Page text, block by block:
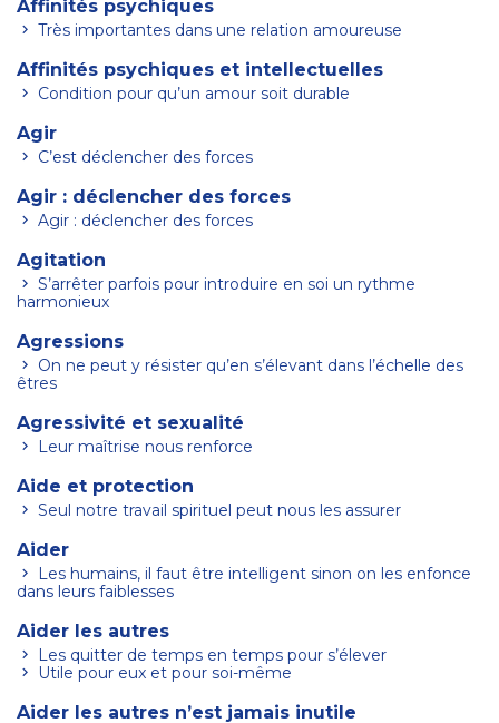
Affinités psychiques
Très importantes dans une relation amoureuse
Affinités psychiques et intellectuelles
Condition pour qu’un amour soit durable
Agir
C’est déclencher des forces
Agir : déclencher des forces
Agir : déclencher des forces
Agitation
harmonieux
Agressions
êtres
Agressivité et sexualité
Leur maîtrise nous renforce
Aide et protection
Seul notre travail spirituel peut nous les assurer
Aider
dans leurs faiblesses
Aider les autres
Les quitter de temps en temps pour s’élever
Utile pour eux et pour soi-même
Aider les autres n’est jamais inutile